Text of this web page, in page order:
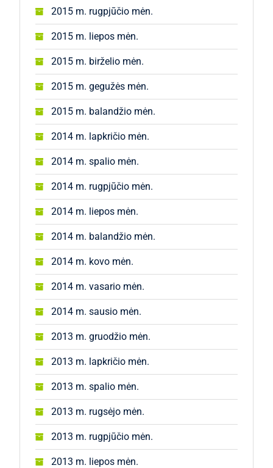
2015 m. rugpjūčio mėn.
2015 m. liepos mėn.
2015 m. birželio mėn.
2015 m. gegužės mėn.
2015 m. balandžio mėn.
2014 m. lapkričio mėn.
2014 m. spalio mėn.
2014 m. rugpjūčio mėn.
2014 m. liepos mėn.
2014 m. balandžio mėn.
2014 m. kovo mėn.
2014 m. vasario mėn.
2014 m. sausio mėn.
2013 m. gruodžio mėn.
2013 m. lapkričio mėn.
2013 m. spalio mėn.
2013 m. rugsėjo mėn.
2013 m. rugpjūčio mėn.
2013 m. liepos mėn.